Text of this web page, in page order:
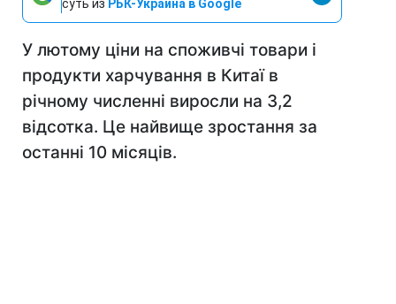
суть из РБК-Украина в Google
У лютому ціни на споживчі товари і
продукти харчування в Китаї в
річному численні виросли на 3,2
відсотка. Це найвище зростання за
останні 10 місяців.